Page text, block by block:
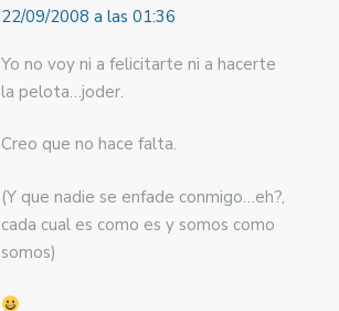
22/09/2008 a las 01:36
Yo no voy ni a felicitarte ni a hacerte
la pelota…joder.
Creo que no hace falta.
(Y que nadie se enfade conmigo…eh?,
cada cual es como es y somos como
somos)